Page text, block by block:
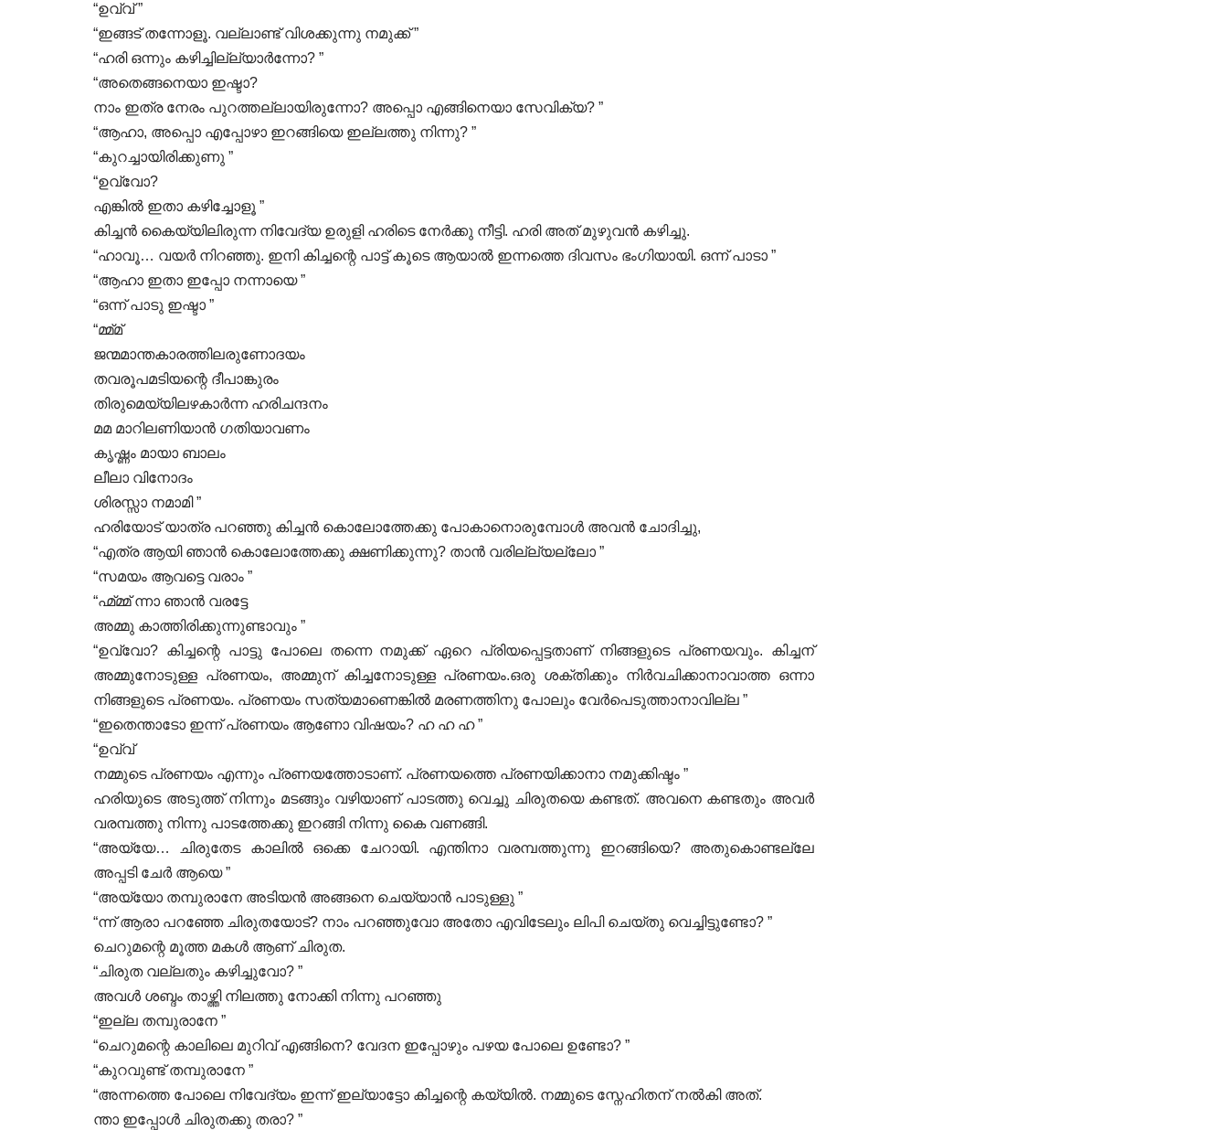
“ഉവ്വ് ”
“ഇങ്ങട് തന്നോളൂ. വല്ലാണ്ട് വിശക്കുന്നു നമുക്ക് ”
“ഹരി ഒന്നും കഴിച്ചില്ല്യാർന്നോ? ”
“അതെങ്ങനെയാ ഇഷ്ടാ?
നാം ഇത്ര നേരം പുറത്തല്ലായിരുന്നോ? അപ്പൊ എങ്ങിനെയാ സേവിക്യ? ”
“ആഹാ, അപ്പൊ എപ്പോഴാ ഇറങ്ങിയെ ഇല്ലത്തു നിന്നു? ”
“കുറച്ചായിരിക്കുണു ”
“ഉവ്വോ?
എങ്കിൽ ഇതാ കഴിച്ചോളൂ ”
കിച്ചൻ കൈയ്യിലിരുന്ന നിവേദ്യ ഉരുളി ഹരിടെ നേർക്കു നീട്ടി. ഹരി അത് മുഴുവൻ കഴിച്ചു.
“ഹാവൂ… വയർ നിറഞ്ഞു. ഇനി കിച്ചന്റെ പാട്ട് കൂടെ ആയാൽ ഇന്നത്തെ ദിവസം ഭംഗിയായി. ഒന്ന് പാടാ ”
“ആഹാ ഇതാ ഇപ്പോ നന്നായെ ”
“ഒന്ന് പാടു ഇഷ്ടാ ”
“മ്മ്മ്
ജന്മമാന്തകാരത്തിലരുണോദയം
തവരൂപമടിയന്റെ ദീപാങ്കുരം
തിരുമെയ്യിലഴകാർന്ന ഹരിചന്ദനം
മമ മാറിലണിയാൻ ഗതിയാവണം
കൃഷ്ണം മായാ ബാലം
ലീലാ വിനോദം
ശിരസ്സാ നമാമി ”
ഹരിയോട് യാത്ര പറഞ്ഞു കിച്ചൻ കൊലോത്തേക്കു പോകാനൊരുമ്പോൾ അവൻ ചോദിച്ചു,
“എത്ര ആയി ഞാൻ കൊലോത്തേക്കു ക്ഷണിക്കുന്നു? താൻ വരില്ല്യല്ലോ ”
“സമയം ആവട്ടെ വരാം ”
“ഹ്മ്മ്മ് ന്നാ ഞാൻ വരട്ടേ
അമ്മു കാത്തിരിക്കുന്നുണ്ടാവും ”
“ഉവ്വോ? കിച്ചന്റെ പാട്ടു പോലെ തന്നെ നമുക്ക് ഏറെ പ്രിയപ്പെട്ടതാണ് നിങ്ങളുടെ പ്രണയവും. കിച്ചന്
അമ്മുനോടുള്ള പ്രണയം, അമ്മുന് കിച്ചനോടുള്ള പ്രണയം.ഒരു ശക്തിക്കും നിർവചിക്കാനാവാത്ത ഒന്നാ
നിങ്ങളുടെ പ്രണയം. പ്രണയം സത്യമാണെങ്കിൽ മരണത്തിനു പോലും വേർപെടുത്താനാവില്ല ”
“ഇതെന്താടോ ഇന്ന് പ്രണയം ആണോ വിഷയം? ഹ ഹ ഹ ”
“ഉവ്വ്
നമ്മുടെ പ്രണയം എന്നും പ്രണയത്തോടാണ്. പ്രണയത്തെ പ്രണയിക്കാനാ നമുക്കിഷ്ടം ”
ഹരിയുടെ അടുത്ത് നിന്നും മടങ്ങും വഴിയാണ് പാടത്തു വെച്ചു ചിരുതയെ കണ്ടത്. അവനെ കണ്ടതും അവർ
വരമ്പത്തു നിന്നു പാടത്തേക്കു ഇറങ്ങി നിന്നു കൈ വണങ്ങി.
“അയ്യേ… ചിരുതേട കാലിൽ ഒക്കെ ചേറായി. എന്തിനാ വരമ്പത്തുന്നു ഇറങ്ങിയെ? അതുകൊണ്ടല്ലേ
അപ്പടി ചേർ ആയെ ”
“അയ്യോ തമ്പുരാനേ അടിയൻ അങ്ങനെ ചെയ്യാൻ പാടുള്ളു ”
“ന്ന് ആരാ പറഞ്ഞേ ചിരുതയോട്? നാം പറഞ്ഞുവോ അതോ എവിടേലും ലിപി ചെയ്തു വെച്ചിട്ടുണ്ടോ? ”
ചെറുമന്റെ മൂത്ത മകൾ ആണ് ചിരുത.
“ചിരുത വല്ലതും കഴിച്ചുവോ? ”
അവൾ ശബ്ദം താഴ്ത്തി നിലത്തു നോക്കി നിന്നു പറഞ്ഞു
“ഇല്ല തമ്പുരാനേ ”
“ചെറുമന്റെ കാലിലെ മുറിവ് എങ്ങിനെ? വേദന ഇപ്പോഴും പഴയ പോലെ ഉണ്ടോ? ”
“കുറവുണ്ട് തമ്പുരാനേ ”
“അന്നത്തെ പോലെ നിവേദ്യം ഇന്ന് ഇല്യാട്ടോ കിച്ചന്റെ കയ്യിൽ. നമ്മുടെ സ്നേഹിതന് നൽകി അത്.
ന്താ ഇപ്പോൾ ചിരുതക്കു തരാ? ”